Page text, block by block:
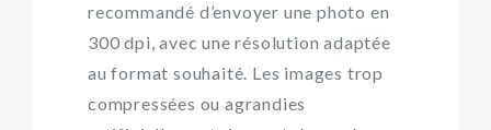
recommandé d’envoyer une photo en
300 dpi, avec une résolution adaptée
au format souhaité. Les images trop
compressées ou agrandies